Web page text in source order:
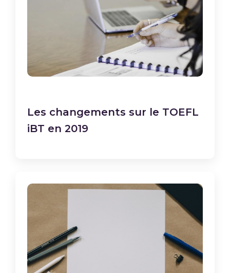
Les changements sur le TOEFL
iBT en 2019